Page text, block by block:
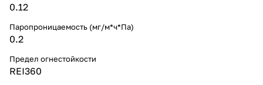
0.12
Паропроницаемость (мг/м*ч*Па)
0.2
Предел огнестойкости
REI360